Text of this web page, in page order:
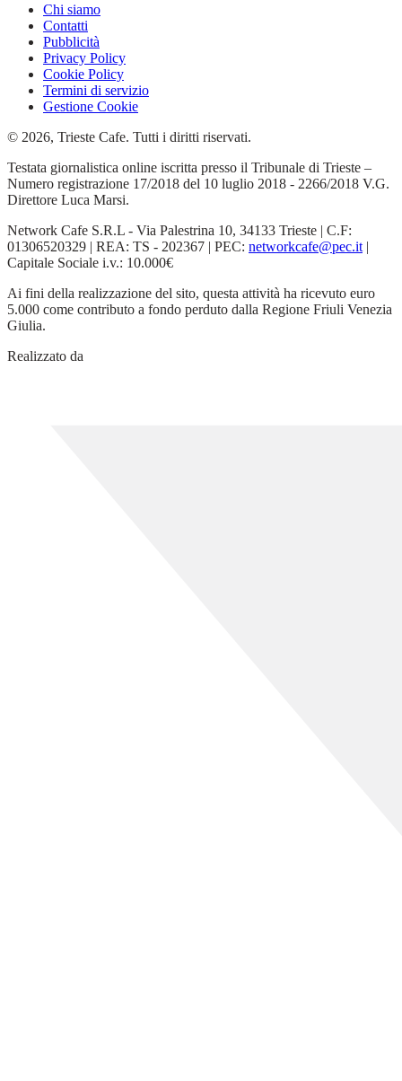
Chi siamo
Contatti
Pubblicità
Privacy Policy
Cookie Policy
Termini di servizio
Gestione Cookie
© 2026, Trieste Cafe. Tutti i diritti riservati.
Testata giornalistica online iscritta presso il Tribunale di Trieste –
Numero registrazione 17/2018 del 10 luglio 2018 - 2266/2018 V.G.
Direttore Luca Marsi.
Network Cafe S.R.L - Via Palestrina 10, 34133 Trieste | C.F:
01306520329 | REA: TS - 202367 | PEC: networkcafe@pec.it |
Capitale Sociale i.v.: 10.000€
Ai fini della realizzazione del sito, questa attività ha ricevuto euro
5.000 come contributo a fondo perduto dalla Regione Friuli Venezia
Giulia.
Realizzato da